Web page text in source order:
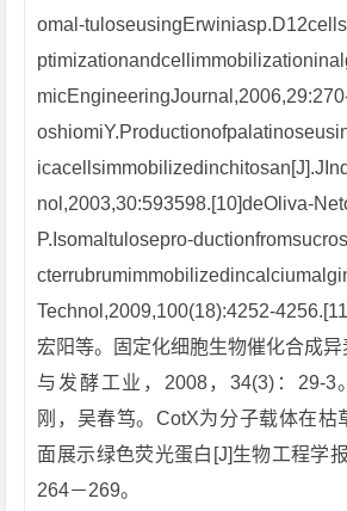
omal-
nol,2003,30:593598.[10]deOliva-
P.Isomaltulosepro-
Technol,2009,100(18):4252-
宏阳等。固定化细胞生物催化合成
与发酵工业，2008，34(3)：29-3
刚，吴春笃。CotX为分子载体在枯
面展示绿色荧光蛋白[J]生物工程学
264－269。